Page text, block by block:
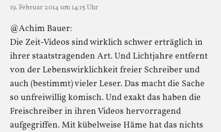
19. Februar 2014 um 14:15 Uhr
@Achim Bauer:
Die Zeit-Videos sind wirklich schwer erträglich in
ihrer staatstragenden Art. Und Lichtjahre entfernt
von der Lebenswirklichkeit freier Schreiber und
auch (bestimmt) vieler Leser. Das macht die Sache
so unfreiwillig komisch. Und exakt das haben die
Freischreiber in ihren Videos hervorragend
aufgegriffen. Mit kübelweise Häme hat das nichts